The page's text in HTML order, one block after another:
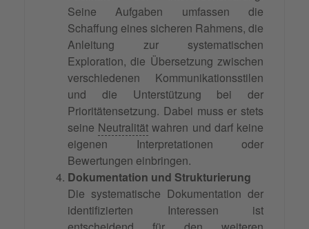
Seine Aufgaben umfassen die
Schaffung eines sicheren Rahmens, die
Anleitung zur systematischen
Exploration, die Übersetzung zwischen
verschiedenen Kommunikationsstilen
und die Unterstützung bei der
Prioritätensetzung. Dabei muss er stets
seine Neutralität wahren und darf keine
eigenen Interpretationen oder
Bewertungen einbringen.
Dokumentation und Strukturierung
Die systematische Dokumentation der
identifizierten Interessen ist